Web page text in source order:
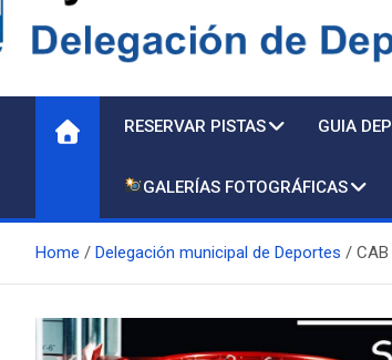
Delegación de
RESERVAR PISTAS GUIA
GALERÍAS FOTOGRÁFICAS
Home Delegación municipal de Deportes